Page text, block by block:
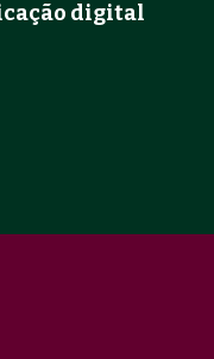
digital